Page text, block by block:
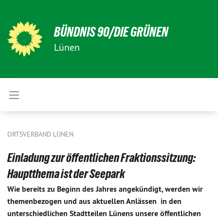
BÜNDNIS 90/DIE GRÜNEN
Lünen
ORTSVERBAND LÜNEN
Einladung zur öffentlichen Fraktionssitzung:
Hauptthema ist der Seepark
Wie bereits zu Beginn des Jahres angekündigt, werden wir
themenbezogen und aus aktuellen Anlässen in den
unterschiedlichen Stadtteilen Lünens unsere öffentlichen